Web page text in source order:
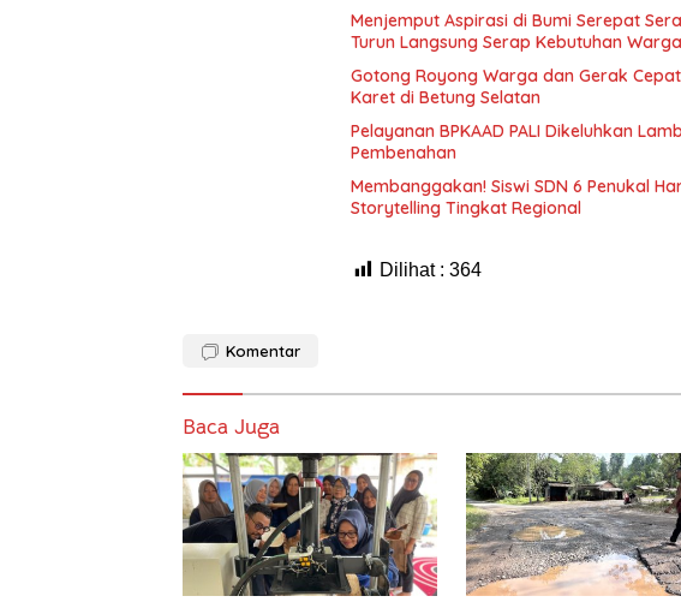
Menjemput Aspirasi di Bumi Serepat
Turun Langsung Serap Kebutuhan
Gotong Royong Warga dan Gerak
Karet di Betung Selatan
Pelayanan BPKAAD PALI Dikeluhkan
Pembenahan
Membanggakan! Siswi SDN 6 Penukal
Storytelling Tingkat Regional
Dilihat : 364
Komentar
Baca Juga